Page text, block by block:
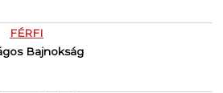
FÉRFI
Bajnokság